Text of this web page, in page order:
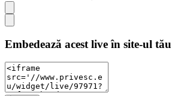
Embedează acest live în site-ul tău